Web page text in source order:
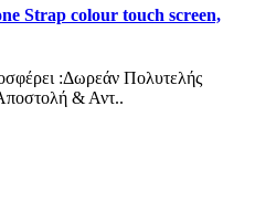
Strap colour touch screen,
:Δωρεάν Πολυτελής
& Αντ..